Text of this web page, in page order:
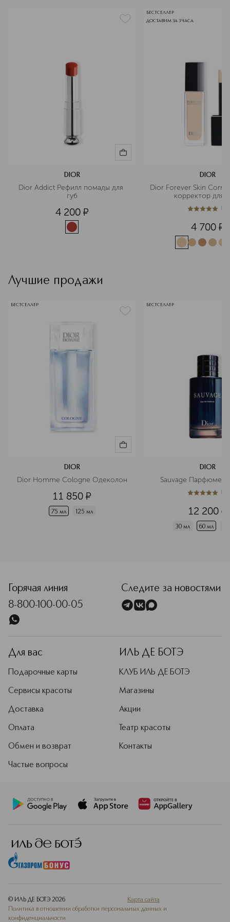
DIOR
Dior Addict Рефилл помады для
губ
4 200 ¤
БЕСТСЕЛЛЕР
ДОСТАВИМ ЗА 3 ЧАСА
DIOR
Dior Forever Skin
корректор для
5из 51 (
4 700 ¤
Лучшие продажи
БЕСТСЕЛЛЕР
DIOR
Dior Homme Cologne Одеколон
11 850 ¤
75 мл 125 мл
БЕСТСЕЛЛЕР
DIOR
Sauvage
5из 51 (
12 200 ¤
30 мл 60 мл
Горячая линия
8-800-100-00-05
Следите за новостями
Для вас
Подарочные карты
Сервисы красоты
Доставка
Оплата
Обмен и возврат
Частые вопросы
ИЛЬ ДЕ БОТЭ
КЛУБ ИЛЬ ДЕ БОТЭ
Магазины
Акции
Театр красоты
Контакты
© ИЛЬ ДЕ БОТЭ 2026
Карта сайта
Политика в отношении обработки персональных данных и
конфиденциальности